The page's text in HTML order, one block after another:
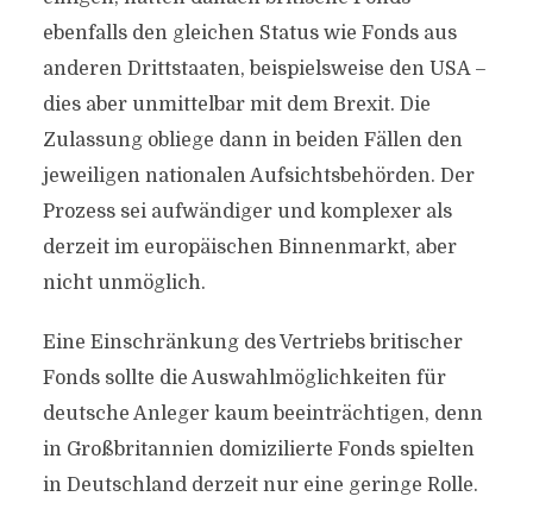
ebenfalls den gleichen Status wie Fonds aus
anderen Drittstaaten, beispielsweise den USA –
dies aber unmittelbar mit dem Brexit. Die
Zulassung obliege dann in beiden Fällen den
jeweiligen nationalen Aufsichtsbehörden. Der
Prozess sei aufwändiger und komplexer als
derzeit im europäischen Binnenmarkt, aber
nicht unmöglich.
Eine Einschränkung des Vertriebs britischer
Fonds sollte die Auswahlmöglichkeiten für
deutsche Anleger kaum beeinträchtigen, denn
in Großbritannien domizilierte Fonds spielten
in Deutschland derzeit nur eine geringe Rolle.